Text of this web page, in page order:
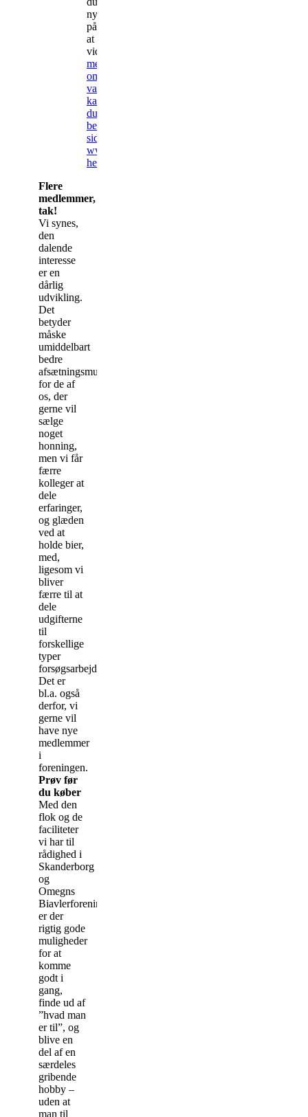
nysgerrig
på
at
vide
mere
om
varroamiden,
kan
du
besøge
siden
www.varroa.dk
her.
Flere
medlemmer,
tak!
Vi synes,
den
dalende
interesse
er en
dårlig
udvikling.
Det
betyder
måske
umiddelbart
bedre
afsætningsmuligheder
for de af
os, der
gerne vil
sælge
noget
honning,
men vi får
færre
kolleger at
dele
erfaringer,
og glæden
ved at
holde bier,
med,
ligesom vi
bliver
færre til at
dele
udgifterne
til
forskellige
typer
forsøgsarbejde.
Det er
bl.a. også
derfor, vi
gerne vil
have nye
medlemmer
i
foreningen.
Prøv før
du køber
Med den
flok og de
faciliteter
vi har til
rådighed i
Skanderborg
og
Omegns
Biavlerforening,
er der
rigtig gode
muligheder
for at
komme
godt i
gang,
finde ud af
”hvad man
er til”, og
blive en
del af en
særdeles
gribende
hobby –
uden at
man til